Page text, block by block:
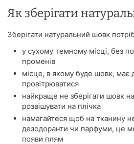
Як зберігати
Зберігати натуральний шовк
у сухому темному місці, без
променів
місце, в якому буде шовк, має
провітрюватися
найкраще не зберігати шовк
розвішувати на плічка
намагайтеся щоб на тканину
дезодоранти чи парфуми, це
появи плям